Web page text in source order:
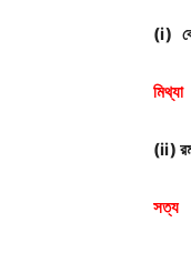
(i)
মিথ্যা
(ii)
সত্য